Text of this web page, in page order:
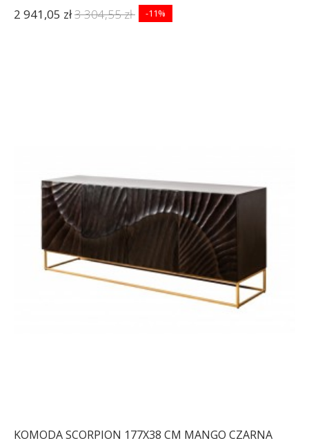
2 941,05 zł3 304,55 zł -11%
KOMODA SCORPION 177X38 CM MANGO CZARNA